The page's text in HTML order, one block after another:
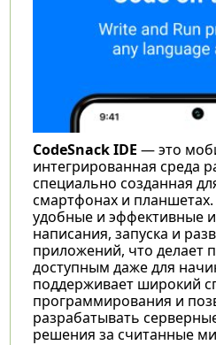
CodeSnack IDE — это
интегрированная среда
специально созданная
смартфонах и
удобные и эффективные
написания, запуска и
приложений, что делает
доступным даже для
поддерживает широкий
программирования и
разрабатывать
решения за считанные